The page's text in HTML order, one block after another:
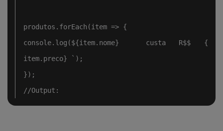
produtos.forEach(item => {
console.log(${item.nome}  custa R$$ {
item.preco} `);
});
//Output: